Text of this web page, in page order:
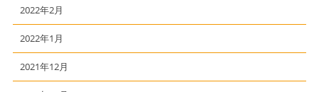
2022年2月
2022年1月
2021年12月